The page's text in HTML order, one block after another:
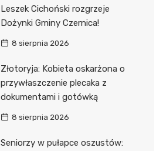
Leszek Cichoński rozgrzeje
Dożynki Gminy Czernica!
8 sierpnia 2026
Złotoryja: Kobieta oskarżona o
przywłaszczenie plecaka z
dokumentami i gotówką
8 sierpnia 2026
Seniorzy w pułapce oszustów: